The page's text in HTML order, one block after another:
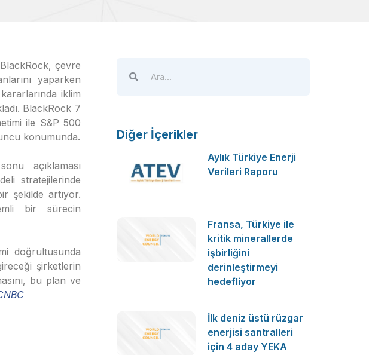
çevre
yaparken
iklim
BlackRock 7
ile S&P 500
konumunda.
açıklaması
stratejilerinde
şekilde artıyor.
bir sürecin
doğrultusunda
şirketlerin
bu plan ve
Diğer İçerikler
Aylık Türkiye Enerji
Verileri Raporu
Fransa, Türkiye ile
kritik minerallerde
işbirliğini
derinleştirmeyi
hedefliyor
İlk deniz üstü rüzgar
enerjisi santralleri
için 4 aday YEKA